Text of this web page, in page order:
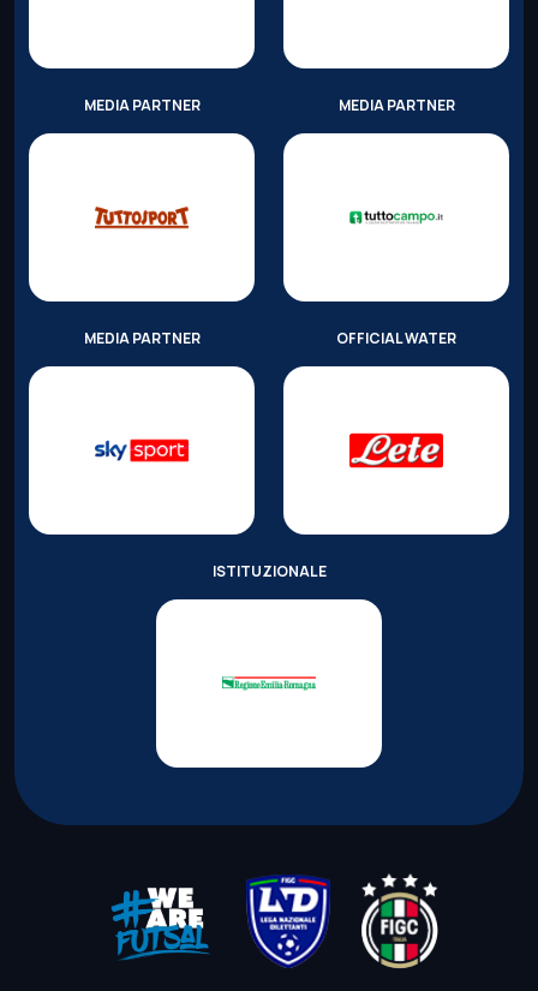
MEDIA PARTNER MEDIA PARTNER
MEDIA PARTNER OFFICIAL WATER
ISTITUZIONALE